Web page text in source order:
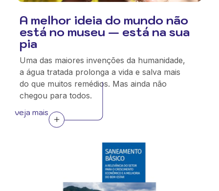
A melhor ideia do mundo não
está no museu — está na sua
pia
Uma das maiores invenções da humanidade,
a água tratada prolonga a vida e salva mais
do que muitos remédios. Mas ainda não
chegou para todos.
veja mais